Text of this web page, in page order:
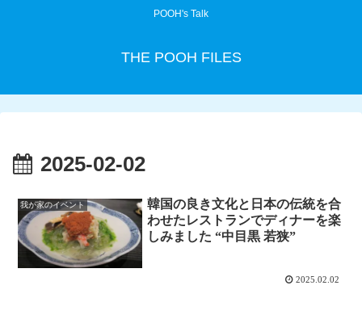
POOH's Talk
THE POOH FILES
2025-02-02
我が家のイベント
韓国の良き文化と日本の伝統を合
わせたレストランでディナーを楽
しみました “中目黒 若狭”
2025.02.02